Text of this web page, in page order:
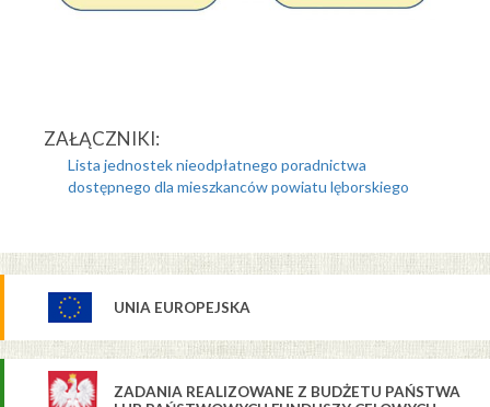
ZAŁĄCZNIKI:
Lista jednostek nieodpłatnego poradnictwa
dostępnego dla mieszkanców powiatu lęborskiego
UNIA EUROPEJSKA
ZADANIA REALIZOWANE Z BUDŻETU PAŃSTWA